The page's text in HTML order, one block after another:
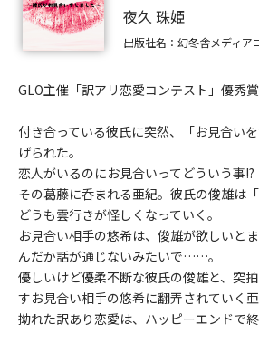
夜久 珠姫
出版社名：幻冬舎メディア
GLO主催「訳アリ恋愛コンテスト」優秀賞
付き合っている彼氏に突然、「お見合い
げられた。
恋人がいるのにお見合いってどういう事!?
その葛藤に呑まれる亜紀。彼氏の俊雄は
どうも雲行きが怪しくなっていく。
お見合い相手の悠希は、俊雄が欲しいと
んだか話が通じないみたいで……。
優しいけど優柔不断な彼氏の俊雄と、突
すお見合い相手の悠希に翻弄されていく亜
拗れた訳あり恋愛は、ハッピーエンドで終